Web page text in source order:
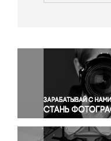
Окружающая
Политика
Правосудие
Происшествия
Религия
Светская жизнь